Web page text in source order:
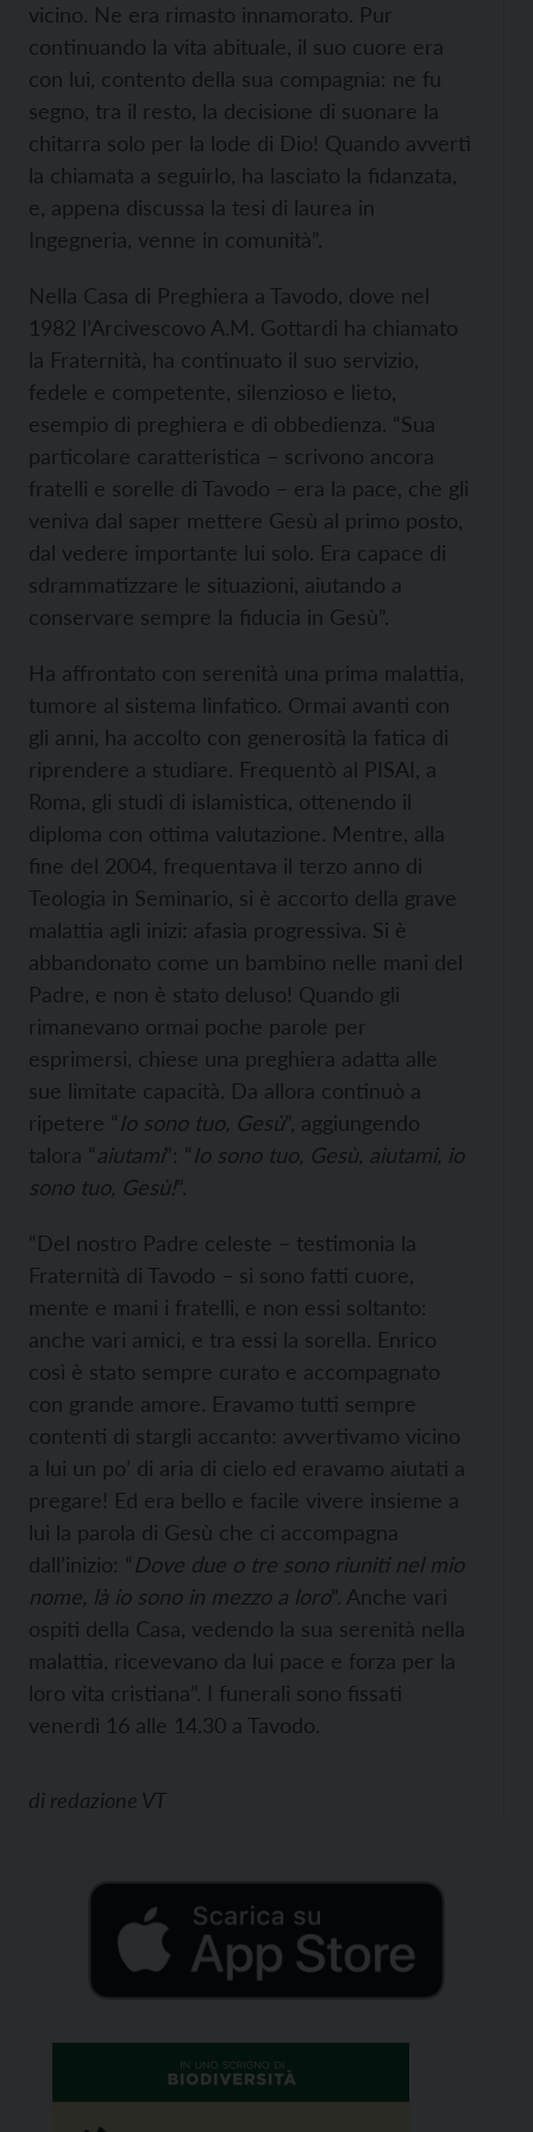
vicino. Ne era rimasto innamorato. Pur
continuando la vita abituale, il suo cuore era
con lui, contento della sua compagnia: ne fu
segno, tra il resto, la decisione di suonare la
chitarra solo per la lode di Dio! Quando avvertì
la chiamata a seguirlo, ha lasciato la fidanzata,
e, appena discussa la tesi di laurea in
Ingegneria, venne in comunità”.
Nella Casa di Preghiera a Tavodo, dove nel
1982 l’Arcivescovo A.M. Gottardi ha chiamato
la Fraternità, ha continuato il suo servizio,
fedele e competente, silenzioso e lieto,
esempio di preghiera e di obbedienza. “Sua
particolare caratteristica – scrivono ancora
fratelli e sorelle di Tavodo – era la pace, che gli
veniva dal saper mettere Gesù al primo posto,
dal vedere importante lui solo. Era capace di
sdrammatizzare le situazioni, aiutando a
conservare sempre la fiducia in Gesù”.
Ha affrontato con serenità una prima malattia,
tumore al sistema linfatico. Ormai avanti con
gli anni, ha accolto con generosità la fatica di
riprendere a studiare. Frequentò al PISAI, a
Roma, gli studi di islamistica, ottenendo il
diploma con ottima valutazione. Mentre, alla
fine del 2004, frequentava il terzo anno di
Teologia in Seminario, si è accorto della grave
malattia agli inizi: afasia progressiva. Si è
abbandonato come un bambino nelle mani del
Padre, e non è stato deluso! Quando gli
rimanevano ormai poche parole per
esprimersi, chiese una preghiera adatta alle
sue limitate capacità. Da allora continuò a
ripetere “Io sono tuo, Gesù”, aggiungendo
talora “aiutami”: “Io sono tuo, Gesù, aiutami, io
sono tuo, Gesù!”.
“Del nostro Padre celeste – testimonia la
Fraternità di Tavodo – si sono fatti cuore,
mente e mani i fratelli, e non essi soltanto:
anche vari amici, e tra essi la sorella. Enrico
così è stato sempre curato e accompagnato
con grande amore. Eravamo tutti sempre
contenti di stargli accanto: avvertivamo vicino
a lui un po’ di aria di cielo ed eravamo aiutati a
pregare! Ed era bello e facile vivere insieme a
lui la parola di Gesù che ci accompagna
dall’inizio: “Dove due o tre sono riuniti nel mio
nome, là io sono in mezzo a loro”. Anche vari
ospiti della Casa, vedendo la sua serenità nella
malattia, ricevevano da lui pace e forza per la
loro vita cristiana”. I funerali sono fissati
venerdì 16 alle 14.30 a Tavodo.
di redazione VT